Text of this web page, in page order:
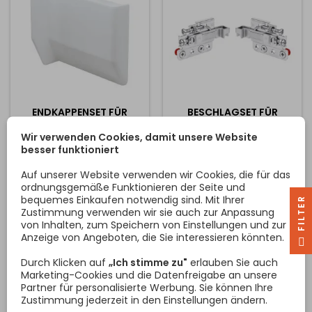
ENDKAPPENSET FÜR
801 - L + P / WEISS
Set Endkappen für
Beschläge zum Aufhängen
des Schrankes. Preis ist pro
Paar / linke + rechte Seite /
Preis
0,48 €
 In den Warenkorb
BESCHLAGSET FÜR
DÜBEL / L + P
Set Hängebeschläge für
ist pro Paar / linke + rechte
Seite /. Enthält
vorgepresste Dübel , wo
die Installation in den
Schrank ist einfach nur
durch Klopfen mit einem
Hammer und einfach
einschrauben. Zum
sicheren Einhängen und
Sichern ist es notwendig,
eine Gegenhängestange
mit 3D SECURE / Sicherung /
Preis
3,59 €
 In den Warenkorb
Wir verwenden Cookies, damit unsere Website
besser funktioniert
Auf unserer Website verwenden wir Cookies, die für das
ordnungsgemäße Funktionieren der Seite und
bequemes Einkaufen notwendig sind. Mit Ihrer
Zustimmung verwenden wir sie auch zur Anpassung
von Inhalten, zum Speichern von Einstellungen und zur
Anzeige von Angeboten, die Sie interessieren könnten.
Durch Klicken auf „Ich stimme zu" erlauben Sie auch
Marketing-Cookies und die Datenfreigabe an unsere
Partner für personalisierte Werbung. Sie können Ihre
Zustimmung jederzeit in den Einstellungen ändern.
R